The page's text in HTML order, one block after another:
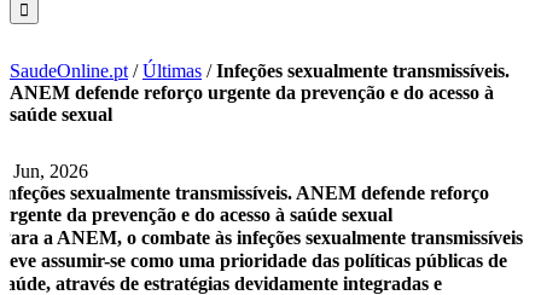
SaudeOnline.pt /Últimas /Infeções sexualmente transmissíveis.
ANEM defende reforço urgente da prevenção e do acesso à
saúde sexual
2 Jun, 2026
Infeções sexualmente transmissíveis. ANEM defende reforço
urgente da prevenção e do acesso à saúde sexual
Para a ANEM, o combate às infeções sexualmente transmissíveis
deve assumir-se como uma prioridade das políticas públicas de
saúde, através de estratégias devidamente integradas e